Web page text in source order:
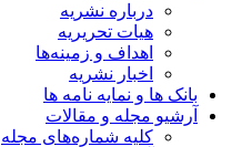
درباره نشریه
هیات تحریریه
اهداف و زمینه‌ها
اخبار نشریه
بانک ها و نمایه نامه ها
آرشیو مجله و مقالات
کلیه شماره‌های مجله